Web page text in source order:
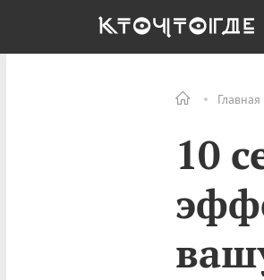
10
ОБЩЕСТВО